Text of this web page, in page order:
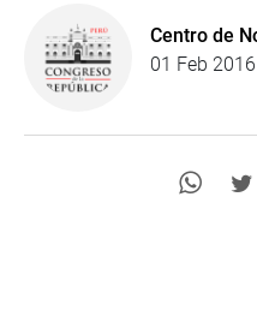
Centro de
01 Feb